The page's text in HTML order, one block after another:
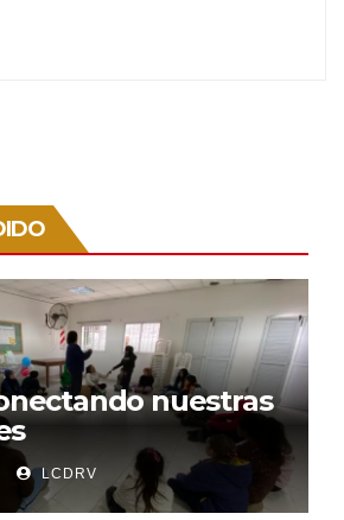
nuestras
LCDRV